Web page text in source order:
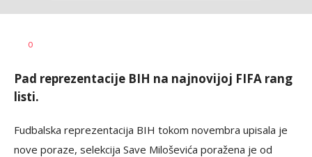
AUTOR
0
Pad reprezentacije BIH na najnovijoj FIFA rang
listi.
Fudbalska reprezentacija BIH tokom novembra upisala je
nove poraze, selekcija Save Miloševića poražena je od